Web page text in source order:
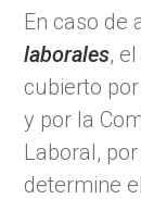
En caso de
laborales,
cubierto
y por la
Laboral,
determine